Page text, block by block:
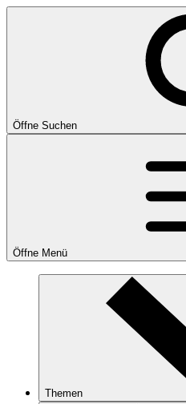
Öffne Suchen
Öffne Menü
Themen